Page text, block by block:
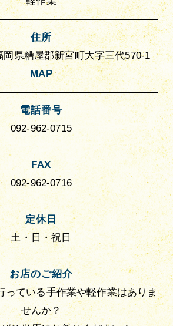
住所
県糟屋郡新宮町大字三代570-1
MAP
電話番号
092-962-0715
FAX
092-962-0716
定休日
土・日・祝日
お店のご紹介
っている手作業や軽作業はありま
せんか？